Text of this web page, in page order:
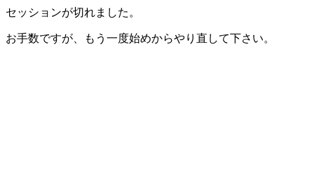
セッションが切れました。
お手数ですが、もう一度始めからやり直して下さい。